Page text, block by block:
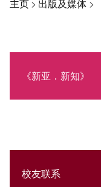
主页> 出版及媒体 >
《新亚．新知》
社交媒体专栏
校友联系